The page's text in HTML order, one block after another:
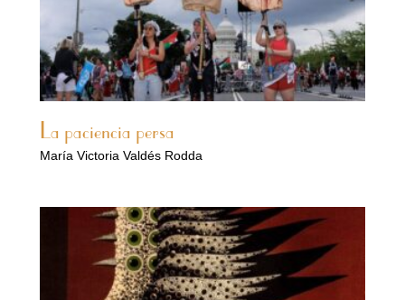
La paciencia persa
María Victoria Valdés Rodda